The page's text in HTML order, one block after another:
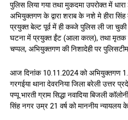
पुलिस लिया गया तथा मुकदमा उपरोक्त में
अभियुक्तगण के द्वारा शराब के नशे मे हीरा
प्रयुक्त बेल्ट पूर्व में ही कब्जे पुलिस ली जा
घटना में प्रयुक्त ईंट (आला कत्ल), तथा मृतक
चप्पल, अभियुक्तगण की निशादेही पर पुलिसटीम
आज दिनांक 10.11.2024 को अभियुक्तगण 1.
गरगईया थाना देवरनिया जिला बरेली उत्तर
पप्पू भारती ग्राम सिद्धा नवादिया बिजली
सिंह नगर उम्र 21 वर्ष को माननीय न्यायलय